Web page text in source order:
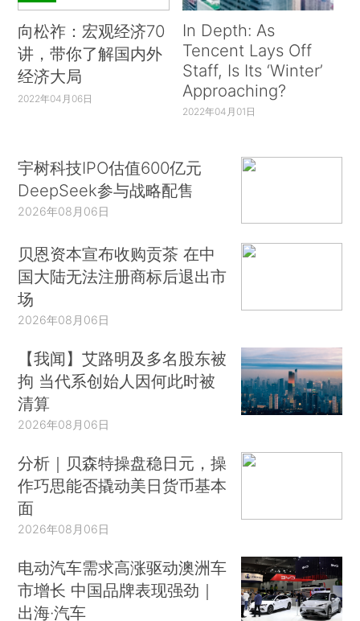
向松祚：宏观经济70
讲，带你了解国内外
经济大局
2022年04月06日
In Depth: As
Tencent Lays Off
Staff, Is Its ‘Winter’
Approaching?
2022年04月01日
宇树科技IPO估值600亿元
DeepSeek参与战略配售
2026年08月06日
贝恩资本宣布收购贡茶 在中
国大陆无法注册商标后退出市
场
2026年08月06日
【我闻】艾路明及多名股东被
拘 当代系创始人因何此时被
清算
2026年08月06日
分析｜贝森特操盘稳日元，操
作巧思能否撬动美日货币基本
面
2026年08月06日
电动汽车需求高涨驱动澳洲车
市增长 中国品牌表现强劲｜
出海·汽车